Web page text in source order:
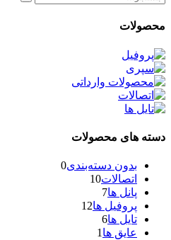
محصولات
دسته های محصولات
بدون دسته‌بندی0
اتصالات10
پانل ها7
پروفیل ها12
تایل ها6
عایق ها 1